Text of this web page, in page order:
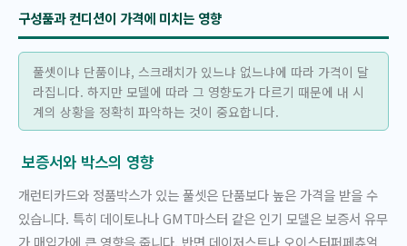
구성품과 컨디션이 가격에 미치는 영향
풀셋이냐 단품이냐, 스크래치가 있느냐 없느냐에 따라 가격이 달
라집니다. 하지만 모델에 따라 그 영향도가 다르기 때문에 내 시
계의 상황을 정확히 파악하는 것이 중요합니다.
보증서와 박스의 영향
개런티카드와 정품박스가 있는 풀셋은 단품보다 높은 가격을 받을 수
있습니다. 특히 데이토나나 GMT마스터 같은 인기 모델은 보증서 유무
가 매입가에 큰 영향을 줍니다. 반면 데이저스트나 오이스터퍼페츄얼